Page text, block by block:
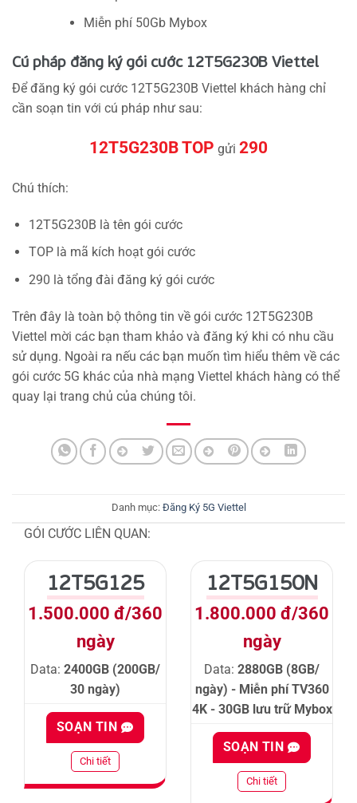
Miễn phí 50Gb Mybox
Cú pháp đăng ký gói cước 12T5G230B Viettel
Để đăng ký gói cước 12T5G230B Viettel khách hàng chỉ
cần soạn tin với cú pháp như sau:
12T5G230B TOP gửi 290
Chú thích:
12T5G230B là tên gói cước
TOP là mã kích hoạt gói cước
290 là tổng đài đăng ký gói cước
Trên đây là toàn bộ thông tin về gói cước 12T5G230B
Viettel mời các bạn tham khảo và đăng ký khi có nhu cầu
sử dụng. Ngoài ra nếu các bạn muốn tìm hiểu thêm về các
gói cước 5G khác của nhà mạng Viettel khách hàng có thể
quay lại trang chủ của chúng tôi.
Danh mục: Đăng Ký 5G Viettel
GÓI CƯỚC LIÊN QUAN:
12T5G125
1.500.000 đ/360
ngày
Data: 2400GB (200GB/
30 ngày)
SOẠN TIN
Chi tiết
12T5G150N
1.800.000 đ/360
ngày
Data: 2880GB (8GB/
ngày) - Miễn phí TV360
4K - 30GB lưu trữ Mybox
SOẠN TIN
Chi tiết